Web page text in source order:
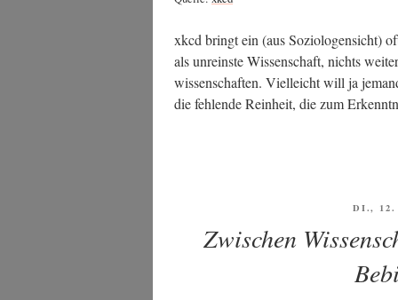
xkcd bringt ein (aus Sozio­lo­gen­sicht)
als unreins­te Wis­sen­schaft, nichts
wis­sen­schaf­ten. Viel­leicht will ja
die feh­len­de Rein­heit, die zum
DI., 12.
Zwischen